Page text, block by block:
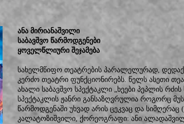
ანა მირიანაშვილი
საბავშვო წარმოდგენები
ყოველწლიური შეჯამება
სახელმწიფო თეატრების პარალელურად,
კერძო თეატრი ფუნქციონირებს. წელს ასეთი
ახალი საბავშვო სპექტაკლი „ხეები პეპლის
სპექტაკლის ჟანრი განსაზღვრულია როგორც
წარმოდგენაში უხვად არის ცეკვაც და
კალატოზიშვილი, ქორეოგრაფი: ანი